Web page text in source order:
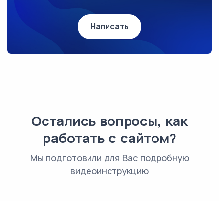
Написать
Остались вопросы, как
работать с сайтом?
Мы подготовили для Вас подробную
видеоинструкцию